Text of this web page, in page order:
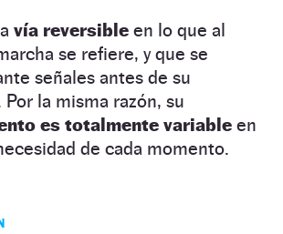
vía reversible en lo que al
se refiere, y que se
señales antes de su
la misma razón, su
es totalmente variable en
de cada momento.